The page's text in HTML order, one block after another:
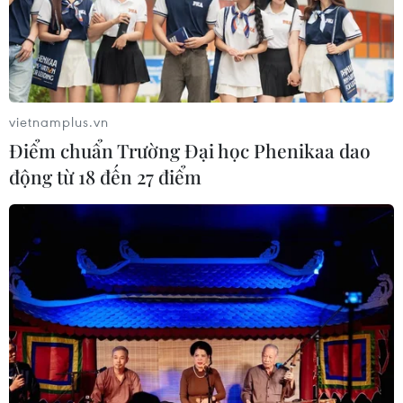
về nối lại đàm phán gia nhập EU
08/08/2026 07:54
Italy bác tối hậu thư của Tây Ban Nha
về kiểm soát biên giới
08/08/2026 07:27
EU triển khai mạng vệ tinh riêng,
củng cố chủ quyền số
08/08/2026 04:15
Liên hợp quốc kêu gọi chấm dứt tấn
công dân thường trong xung đột
vietnamplus.vn
Điểm chuẩn Trường Đại học Phenikaa dao
động từ 18 đến 27 điểm